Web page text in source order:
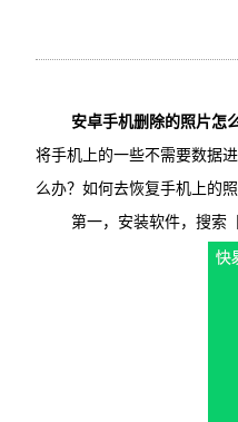
安卓手机删除的照片怎么
将手机上的一些不需要数据
么办？如何去恢复手机上的照
第一，安装软件，搜索